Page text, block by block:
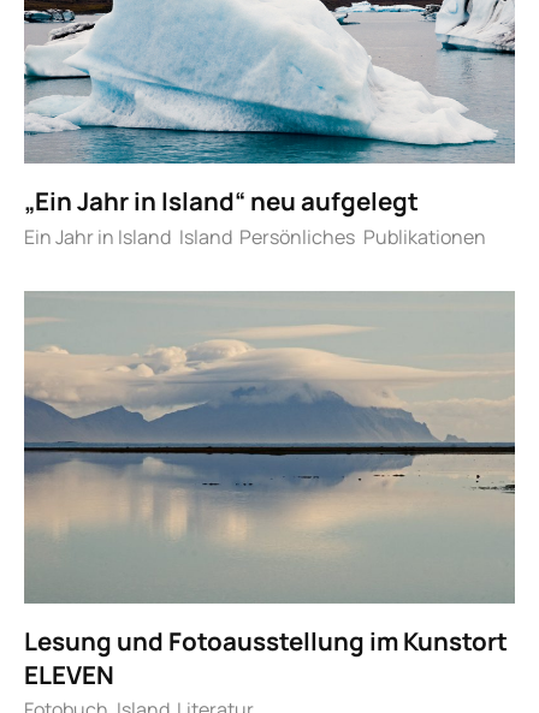
„Ein Jahr in Island“ neu aufgelegt
Ein Jahr in Island Island Persönliches Publikationen
Lesung und Fotoausstellung im Kunstort
ELEVEN